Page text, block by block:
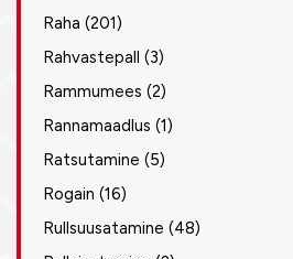
Raha (201)
Rahvastepall (3)
Rammumees (2)
Rannamaadlus (1)
Ratsutamine (5)
Rogain (16)
Rullsuusatamine (48)